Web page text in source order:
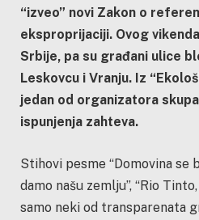
“izveo” novi Zakon o
eksproprijaciji. Ovog
Srbije, pa su građani ulice
Leskovcu i Vranju. Iz
jedan od organizatora
ispunjenja zahteva.
Stihovi pesme “Domovina se
damo našu zemlju”, “Rio
samo neki od transparenata